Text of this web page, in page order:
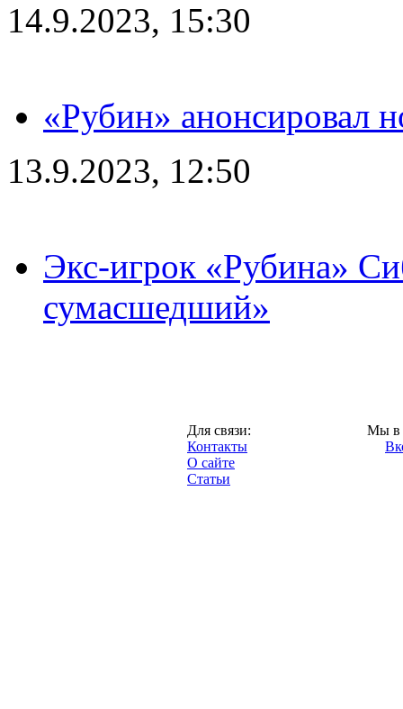
14.9.2023, 15:30
«Рубин» анонсировал
13.9.2023, 12:50
Экс-игрок «Рубина»
сумасшедший»
Для связи:
Контакты
О сайте
Статьи
Мы в